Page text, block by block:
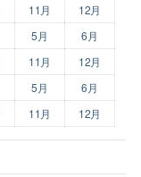
11月 12月
5月
6月
11月 12月
5月
6月
11月 12月